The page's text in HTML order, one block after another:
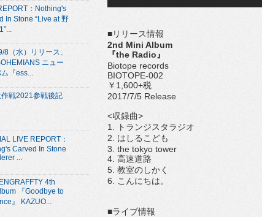
■リリース情報
2nd Mini Album
『the Radio』
Biotope records
BIOTOPE-002
￥1,600+税
2017/7/5 Release
<収録曲>
1. トランジスタラジオ
2. はしるこども
3. the tokyo tower
4. 高速道路
5. 教室のしかく
6. こんにちは。
■ライブ情報
：Nothing's
In Stone “Live at 野
8（水）リリース、
ニュー
『ess...
戦2021参戦後記
LIVE REPORT：
Carved In Stone
...
4th
『Goodbye to
』 KAZUO...